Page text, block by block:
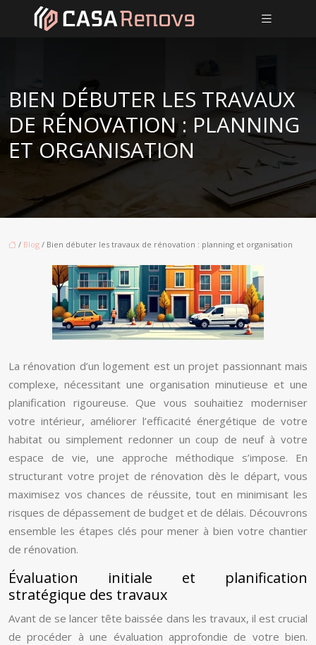
BIEN DÉBUTER LES TRAVAUX
DE RÉNOVATION : PLANNING
ET ORGANISATION
/ Blog / Bien débuter les travaux de rénovation : planning et organisation
La rénovation d’un logement est un projet passionnant mais
complexe, nécessitant une organisation minutieuse et une
planification rigoureuse. Que vous souhaitiez moderniser
votre intérieur, améliorer l’efficacité énergétique de votre
habitat ou simplement redonner un coup de neuf à votre
espace de vie, une approche méthodique s’impose. En
structurant votre projet de rénovation dès le départ, vous
maximisez vos chances de réussite, tout en minimisant les
risques de dépassement de budget et de délais. Découvrons
ensemble les étapes clés pour mener à bien votre chantier
de rénovation.
Évaluation initiale et planification
stratégique des travaux
Avant de se lancer tête baissée dans les travaux, il est crucial
de procéder à une évaluation approfondie de votre bien.